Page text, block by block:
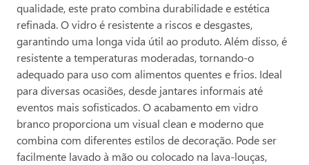
qualidade, este prato combina durabilidade e estética
refinada. O vidro é resistente a riscos e desgastes,
garantindo uma longa vida útil ao produto. Além disso, é
resistente a temperaturas moderadas, tornando-o
adequado para uso com alimentos quentes e frios. Ideal
para diversas ocasiões, desde jantares informais até
eventos mais sofisticados. O acabamento em vidro
branco proporciona um visual clean e moderno que
combina com diferentes estilos de decoração. Pode ser
facilmente lavado à mão ou colocado na lava-louças,